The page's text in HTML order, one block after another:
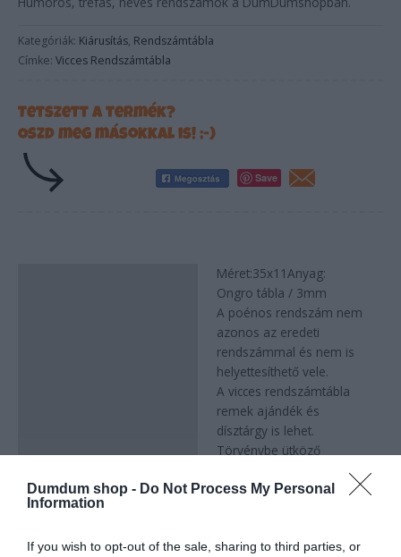
Dumdum shop - Do Not Process My Personal
Information
If you wish to opt-out of the sale, sharing to third parties, or
Kategóriák: Kiárusítás, Rendszámtábla
Címke: Vicces Rendszámtábla
Tetszett a termék?
Oszd meg másokkal is! ;-)
Save
Méret:35x11Anyag:
Ongro tábla / 3mm
A poénos rendszám nem
azonos az eredeti
rendszámmal és nem is
helyettesíthető vele.
A vicces rendszámtábla
remek ajándék és
dísztárgy is lehet.
Törvénybe ütköző
felhasználás miatt nem
vállalunk felelősséget.